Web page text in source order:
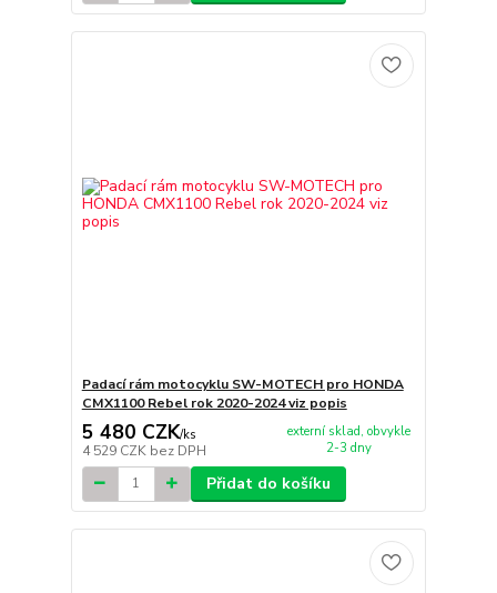
Padací rám motocyklu SW-MOTECH pro HONDA
CMX1100 Rebel rok 2020-2024 viz popis
5 480 CZK/ks
4 529 CZK bez DPH
externí sklad, obvykle
2-3 dny
Přidat do košíku